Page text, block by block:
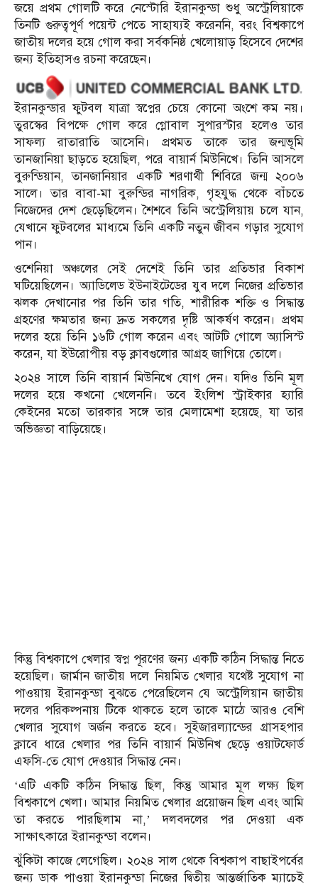
জয়ে প্রথম গোলটি করে নেস্টোরি ইরানকুন্ডা শুধু অস্ট্রেলিয়াকে
তিনটি গুরুত্বপূর্ণ পয়েন্ট পেতে সাহায্যই করেননি, বরং বিশ্বকাপে
জাতীয় দলের হয়ে গোল করা সর্বকনিষ্ঠ খেলোয়াড় হিসেবে দেশের
জন্য ইতিহাসও রচনা করেছেন।
ইরানকুন্ডার ফুটবল যাত্রা স্বপ্নের চেয়ে কোনো অংশে কম নয়।
তুরস্কের বিপক্ষে গোল করে গ্লোবাল সুপারস্টার হলেও তার
সাফল্য রাতারাতি আসেনি। প্রথমত তাকে তার জন্মভূমি
তানজানিয়া ছাড়তে হয়েছিল, পরে বায়ার্ন মিউনিখে। তিনি আসলে
বুরুন্ডিয়ান, তানজানিয়ার একটি শরণার্থী শিবিরে জন্ম ২০০৬
সালে। তার বাবা-মা বুরুন্ডির নাগরিক, গৃহযুদ্ধ থেকে বাঁচতে
নিজেদের দেশ ছেড়েছিলেন। শৈশবে তিনি অস্ট্রেলিয়ায় চলে যান,
যেখানে ফুটবলের মাধ্যমে তিনি একটি নতুন জীবন গড়ার সুযোগ
পান।
ওশেনিয়া অঞ্চলের সেই দেশেই তিনি তার প্রতিভার বিকাশ
ঘটিয়েছিলেন। অ্যাডিলেড ইউনাইটেডের যুব দলে নিজের প্রতিভার
ঝলক দেখানোর পর তিনি তার গতি, শারীরিক শক্তি ও সিদ্ধান্ত
গ্রহণের ক্ষমতার জন্য দ্রুত সকলের দৃষ্টি আকর্ষণ করেন। প্রথম
দলের হয়ে তিনি ১৬টি গোল করেন এবং আটটি গোলে অ্যাসিস্ট
করেন, যা ইউরোপীয় বড় ক্লাবগুলোর আগ্রহ জাগিয়ে তোলে।
২০২৪ সালে তিনি বায়ার্ন মিউনিখে যোগ দেন। যদিও তিনি মূল
দলের হয়ে কখনো খেলেননি। তবে ইংলিশ স্ট্রাইকার হ্যারি
কেইনের মতো তারকার সঙ্গে তার মেলামেশা হয়েছে, যা তার
অভিজ্ঞতা বাড়িয়েছে।
কিন্তু বিশ্বকাপে খেলার স্বপ্ন পূরণের জন্য একটি কঠিন সিদ্ধান্ত নিতে
হয়েছিল। জার্মান জাতীয় দলে নিয়মিত খেলার যথেষ্ট সুযোগ না
পাওয়ায় ইরানকুন্ডা বুঝতে পেরেছিলেন যে অস্ট্রেলিয়ান জাতীয়
দলের পরিকল্পনায় টিকে থাকতে হলে তাকে মাঠে আরও বেশি
খেলার সুযোগ অর্জন করতে হবে। সুইজারল্যান্ডের গ্রাসহপার
ক্লাবে ধারে খেলার পর তিনি বায়ার্ন মিউনিখ ছেড়ে ওয়াটফোর্ড
এফসি-তে যোগ দেওয়ার সিদ্ধান্ত নেন।
‘এটি একটি কঠিন সিদ্ধান্ত ছিল, কিন্তু আমার মূল লক্ষ্য ছিল
বিশ্বকাপে খেলা। আমার নিয়মিত খেলার প্রয়োজন ছিল এবং আমি
তা করতে পারছিলাম না,’ দলবদলের পর দেওয়া এক
সাক্ষাৎকারে ইরানকুন্ডা বলেন।
ঝুঁকিটা কাজে লেগেছিল। ২০২৪ সাল থেকে বিশ্বকাপ বাছাইপর্বের
জন্য ডাক পাওয়া ইরানকুন্ডা নিজের দ্বিতীয় আন্তর্জাতিক ম্যাচেই